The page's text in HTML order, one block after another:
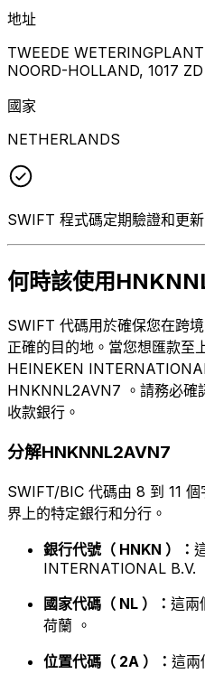
地址
TWEEDE
NOORD-HOLLAND, 1017 ZD
國家
NETHERLANDS
SWIFT 程式碼定期驗證和更新
何時該使用
SWIFT 代碼用於確保您在跨
正確的目的地。當您想匯款至
HEINEKEN
HNKNNL2AVN7 。請務必確
收款銀行。
分解HNKNNL2AVN7
SWIFT/BIC 代碼由 8 到 11
界上的特定銀行和分行。
銀行代號（ HNKN ）：
INTERNATIONAL B.V.
國家代碼（ NL ）： 這兩
荷蘭 。
位置代碼（ 2A ）： 這兩